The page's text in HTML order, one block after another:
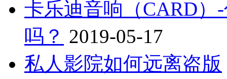
卡乐迪音响（CARD）
吗？ 2019-05-17
私人影院如何远离盗版